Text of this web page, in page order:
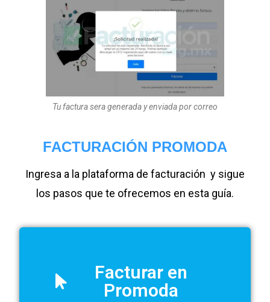
Tu factura sera generada y enviada por correo
FACTURACIÓN PROMODA
Ingresa a la plataforma de facturación y sigue
los pasos que te ofrecemos en esta guía.
Facturar en
Promoda